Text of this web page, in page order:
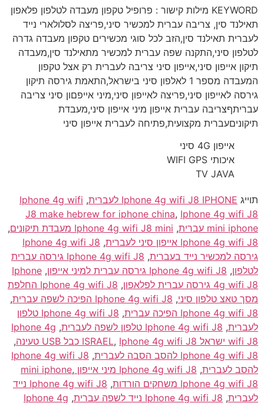
KEYWORD מילות קישור : פרופיל טקפון מעבדה לטלפון פלאפון
תאילנד סין, צריבה עברית למכשיר סיני,פריצה לסלולארי נייד
לעברית תאילנד סין,הזב לכל סוגי מכשירים טקפון מעבדה גדרה
לטלפון סיני,התקנה שפה עברית למכשיר מתאילנד סין,מעבדה
תיקון אייפון סיני,אייפון סיני צריבה לעברית רק אצל טקפון
המעבדה מספר 1 לאלפון סיני בישראל,התאמת גירסה תיקון
גירסה לאייפון סיני,פריצה לאייפון סיני,מיני אייפםון סיני צריבה
עבריתףצריבה עברית אייפון מיני אייפון סיני,מעבדת
תיקוניםעברית מקצועית,פתיחה לעברית אייפון סיני
אייפון 4G סיני
איכותי WIFI GPS
TV JAVA
תוייג Iphone 4g wifi J8 IPHONE לעברית ,
Iphone 4g wifi
J8 make hebrew for iphone china, Iphone 4g wifi J8
mini iphone עברית
, Iphone 4g wifi J8 mini מעבדת תיקונים
,
Iphone 4g wifi J8 אייפון סיני לעברית
,
Iphone 4g wifi J8
גירסה למכשיר נייד בעברית,
Iphone 4g wifi J8 גירסה עברית
לטלפון, Iphone 4g wifi J8 גירסה עברית למיני אייפון ,
Iphone
4g wifi J8 גירסה עברית לפלאפון
,
Iphone 4g wifi J8 החלפת
מסך טאצ טלפון סיני, Iphone 4g wifi J8 הפיכה לשפה עברית
,
Iphone 4g wifi J8 הפיכה עברית
,
Iphone 4g wifi J8 טלפון
לעברית, Iphone 4g wifi J8 טלפון לשפה לעברית ,
Iphone 4g
wifi J8 ישראל ISRAEL
, Iphone 4g wifi J8 כבל USB טעינה
,
Iphone 4g wifi J8 להסב הסבה לעברית
,
Iphone 4g wifi J8
להסב לעברית, Iphone 4g wifi J8 מיני אייפון mini iphone
,
Iphone 4g wifi J8 משחקים הורדות
,
Iphone 4g wifi J8 נייד
לעברית, Iphone 4g wifi J8 נייד לשפה עברית ,
Iphone 4g